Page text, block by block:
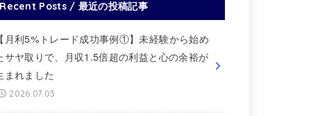
Recent Posts / 最近の投稿記事
月利5%トレード成功事例①】未経験から始め
サヤ取りで、月収1.5倍超の利益と心の余裕が
まれました
2026.07.03